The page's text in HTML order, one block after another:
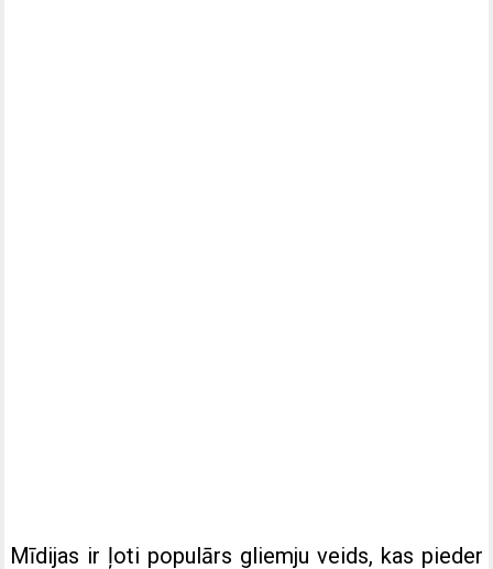
Mīdijas ir ļoti populārs gliemju veids, kas pieder